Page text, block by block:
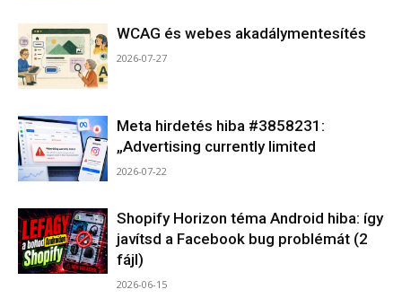
WCAG és webes akadálymentesítés
2026-07-27
Meta hirdetés hiba #3858231:
„Advertising currently limited
2026-07-22
Shopify Horizon téma Android hiba: így
javítsd a Facebook bug problémát (2
fájl)
2026-06-15